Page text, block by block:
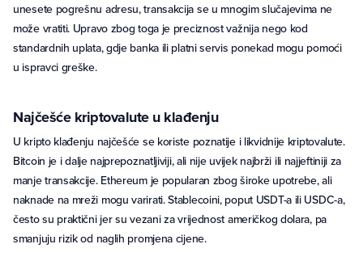
unesete pogrešnu adresu, transakcija se u mnogim slučajevima ne
može vratiti. Upravo zbog toga je preciznost važnija nego kod
standardnih uplata, gdje banka ili platni servis ponekad mogu pomoći
u ispravci greške.
Najčešće kriptovalute u klađenju
U kripto klađenju najčešće se koriste poznatije i likvidnije kriptovalute.
Bitcoin je i dalje najprepoznatljiviji, ali nije uvijek najbrži ili najjeftiniji za
manje transakcije. Ethereum je popularan zbog široke upotrebe, ali
naknade na mreži mogu varirati. Stablecoini, poput USDT-a ili USDC-a,
često su praktični jer su vezani za vrijednost američkog dolara, pa
smanjuju rizik od naglih promjena cijene.